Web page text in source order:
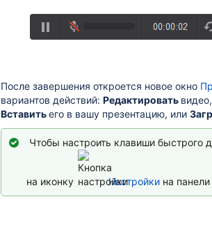
После завершения откроется новое окно
вариантов действий: Редактировать видео,
Вставитьего в вашу презентацию, или
Чтобы настроить клавиши быстрого
на иконку Настройки на